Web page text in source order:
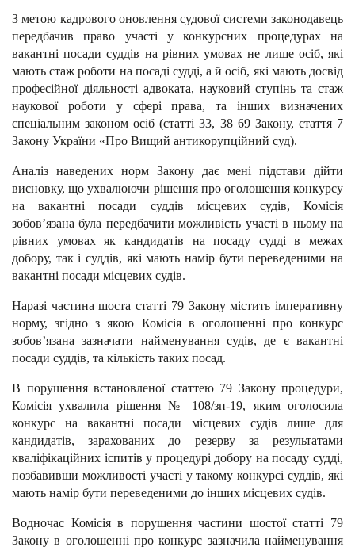
З метою кадрового оновлення судової системи законодавець
передбачив право участі у конкурсних процедурах на
вакантні посади суддів на рівних умовах не лише осіб, які
мають стаж роботи на посаді судді, а й осіб, які мають досвід
професійної діяльності адвоката, науковий ступінь та стаж
наукової роботи у сфері права, та інших визначених
спеціальним законом осіб (статті 33, 38 69 Закону, стаття 7
Закону України «Про Вищий антикорупційний суд).
Аналіз наведених норм Закону дає мені підстави дійти
висновку, що ухвалюючи рішення про оголошення конкурсу
на вакантні посади суддів місцевих судів, Комісія
зобов’язана була передбачити можливість участі в ньому на
рівних умовах як кандидатів на посаду судді в межах
добору, так і суддів, які мають намір бути переведеними на
вакантні посади місцевих судів.
Наразі частина шоста статті 79 Закону містить імперативну
норму, згідно з якою Комісія в оголошенні про конкурс
зобов’язана зазначати найменування судів, де є вакантні
посади суддів, та кількість таких посад.
В порушення встановленої статтею 79 Закону процедури,
Комісія ухвалила рішення № 108/зп-19, яким оголосила
конкурс на вакантні посади місцевих судів лише для
кандидатів, зарахованих до резерву за результатами
кваліфікаційних іспитів у процедурі добору на посаду судді,
позбавивши можливості участі у такому конкурсі суддів, які
мають намір бути переведеними до інших місцевих судів.
Водночас Комісія в порушення частини шостої статті 79
Закону в оголошенні про конкурс зазначила найменування